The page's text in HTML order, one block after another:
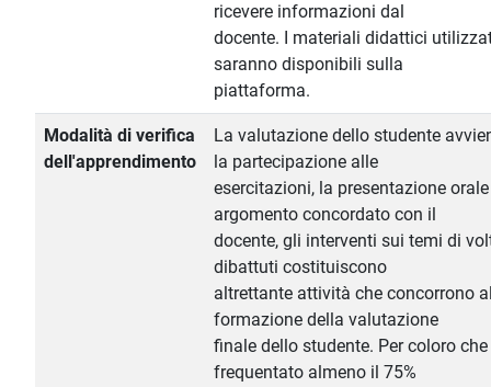
ricevere informazioni dal
docente. I materiali didattici
saranno disponibili sulla
piattaforma.
Modalità di verifica
dell'apprendimento
La valutazione dello studente
la partecipazione alle
esercitazioni, la presentazione
argomento concordato con il
docente, gli interventi sui temi di
dibattuti costituiscono
altrettante attività che concorrono
formazione della valutazione
finale dello studente. Per coloro
frequentato almeno il 75%